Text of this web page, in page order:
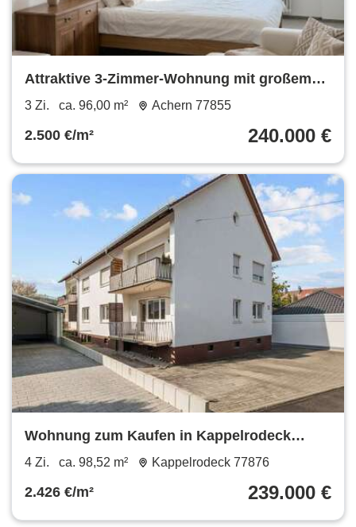
Attraktive 3-Zimmer-Wohnung mit großem
Balkon
3 Zi. ca. 96,00 m² Achern 77855
2.500 €/m² 240.000 €
Wohnung zum Kaufen in Kappelrodeck
239.000 € 98.52 m²
4 Zi. ca. 98,52 m² Kappelrodeck 77876
2.426 €/m² 239.000 €